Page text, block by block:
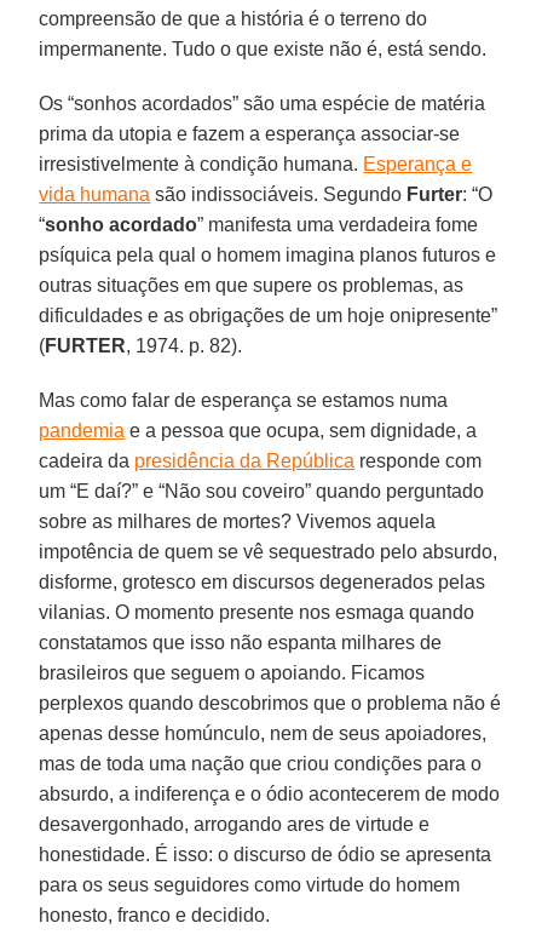
compreensão de que a história é o terreno do
impermanente. Tudo o que existe não é, está sendo.
Os “sonhos acordados” são uma espécie de matéria
prima da utopia e fazem a esperança associar-se
irresistivelmente à condição humana. Esperança e
vida humana são indissociáveis. Segundo Furter: “O
“sonho acordado” manifesta uma verdadeira fome
psíquica pela qual o homem imagina planos futuros e
outras situações em que supere os problemas, as
dificuldades e as obrigações de um hoje onipresente”
(FURTER, 1974. p. 82).
Mas como falar de esperança se estamos numa
pandemia e a pessoa que ocupa, sem dignidade, a
cadeira da presidência da República responde com
um “E daí?” e “Não sou coveiro” quando perguntado
sobre as milhares de mortes? Vivemos aquela
impotência de quem se vê sequestrado pelo absurdo,
disforme, grotesco em discursos degenerados pelas
vilanias. O momento presente nos esmaga quando
constatamos que isso não espanta milhares de
brasileiros que seguem o apoiando. Ficamos
perplexos quando descobrimos que o problema não é
apenas desse homúnculo, nem de seus apoiadores,
mas de toda uma nação que criou condições para o
absurdo, a indiferença e o ódio acontecerem de modo
desavergonhado, arrogando ares de virtude e
honestidade. É isso: o discurso de ódio se apresenta
para os seus seguidores como virtude do homem
honesto, franco e decidido.